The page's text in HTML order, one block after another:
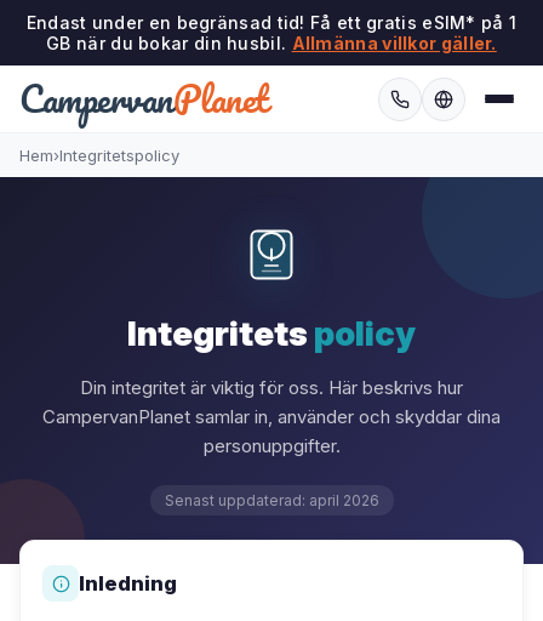
Endast under en begränsad tid! Få ett gratis eSIM* på 1
GB när du bokar din husbil. Allmänna villkor gäller.
CampervanPlanet
Hem›Integritetspolicy
Integritets policy
Din integritet är viktig för oss. Här beskrivs hur
CampervanPlanet samlar in, använder och skyddar dina
personuppgifter.
Senast uppdaterad: april 2026
Inledning